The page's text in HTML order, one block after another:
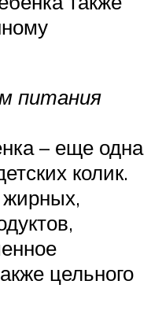
питания
– еще одна
колик.
жирных,
цельного